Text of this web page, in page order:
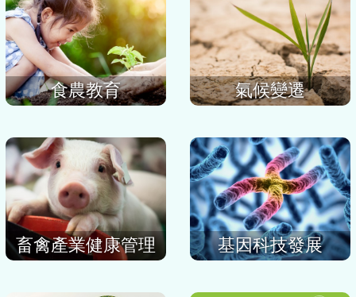
食農教育 氣候變遷
畜禽產業健康管理 基因科技發展